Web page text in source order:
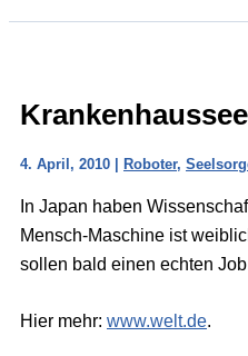
4. April, 2010 | Roboter,
In Japan haben
Mensch-Maschine ist
sollen bald einen echten
Hier mehr: www.welt.de.